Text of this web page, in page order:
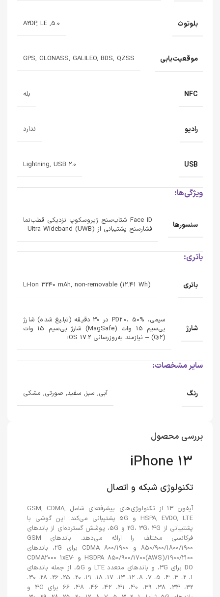
بلوتوث 5.0, A2DP, LE
موقعیت‌یابی GPS, GLONASS, GALILEO, BDS, QZSS
NFC بله
رادیو ندارد
USB
Lightning, USB 2.0
ویژگی‌ها:
سنسورها
Face ID شتاب‌سنج ژیروسکوپ نزدیکی قطب‌نما
فشارسنج پشتیبانی از Ultra Wideband (UWB)
باتری:
باتری Li-Ion 3240 mAh, non-removable (12.41 Wh)
شارژ
سیمی، PD2.0، 50% در 30 دقیقه (تبلیغ شده) شارژ
بی‌سیم 15 وات (MagSafe) شارژ بی‌سیم 15 وات
(Qi2) – نیازمند به‌روزرسانی iOS 17.2
سایر مشخصات:
رنگ آبی, سبز, سفید, صورتی, مشکی
بررسی محصول
تکنولوژی شبکه و اتصال
آیفون 13 از تکنولوژی‌های پیشرفته‌ای شامل GSM, CDMA,
HSPA, EVDO, LTE و 5G پشتیبانی می‌کند. این گوشی با
پشتیبانی از 2G، 3G، 4G و 5G، پوشش گسترده‌ای از باندهای
فرکانسی مختلف را ارائه می‌دهد. باندهای GSM
850/900/1800/1900 و CDMA 800/1900 برای 2G، باندهای
HSDPA 850/900/1700(AWS)/1900/2100 و CDMA2000 1xEV-
DO برای 3G، و باندهای متعدد LTE و 5G، از جمله باندهای
1، 2، 3، 4، 5، 7، 8، 12، 13، 17، 18، 19، 20، 25، 26، 28، 30،
32، 34، 38، 39، 40، 41، 42، 46، 48، 66 برای 4G و